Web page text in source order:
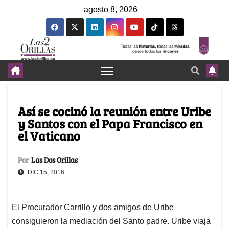
agosto 8, 2026
Así se cocinó la reunión entre Uribe
y Santos con el Papa Francisco en
el Vaticano
Por Las Dos Orillas
DIC 15, 2016
El Procurador Carrillo y dos amigos de Uribe
consiguieron la mediación del Santo padre. Uribe viaja